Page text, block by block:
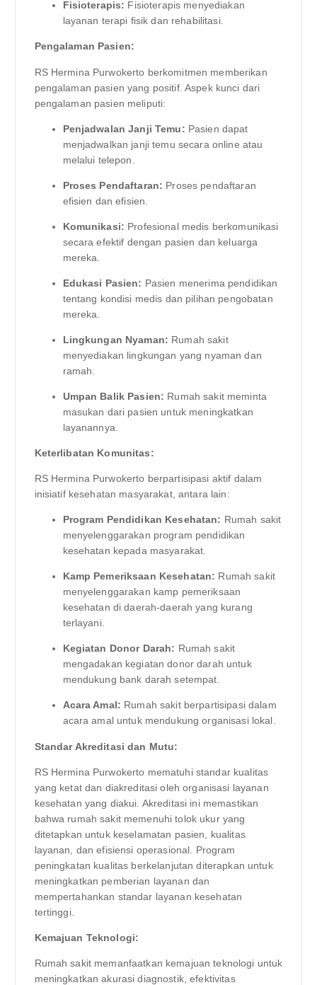
Fisioterapis: Fisioterapis menyediakan
layanan terapi fisik dan rehabilitasi.
Pengalaman Pasien:
RS Hermina Purwokerto berkomitmen memberikan
pengalaman pasien yang positif. Aspek kunci dari
pengalaman pasien meliputi:
Penjadwalan Janji Temu: Pasien dapat
menjadwalkan janji temu secara online atau
melalui telepon.
Proses Pendaftaran: Proses pendaftaran
efisien dan efisien.
Komunikasi: Profesional medis berkomunikasi
secara efektif dengan pasien dan keluarga
mereka.
Edukasi Pasien: Pasien menerima pendidikan
tentang kondisi medis dan pilihan pengobatan
mereka.
Lingkungan Nyaman: Rumah sakit
menyediakan lingkungan yang nyaman dan
ramah.
Umpan Balik Pasien: Rumah sakit meminta
masukan dari pasien untuk meningkatkan
layanannya.
Keterlibatan Komunitas:
RS Hermina Purwokerto berpartisipasi aktif dalam
inisiatif kesehatan masyarakat, antara lain:
Program Pendidikan Kesehatan: Rumah sakit
menyelenggarakan program pendidikan
kesehatan kepada masyarakat.
Kamp Pemeriksaan Kesehatan: Rumah sakit
menyelenggarakan kamp pemeriksaan
kesehatan di daerah-daerah yang kurang
terlayani.
Kegiatan Donor Darah: Rumah sakit
mengadakan kegiatan donor darah untuk
mendukung bank darah setempat.
Acara Amal: Rumah sakit berpartisipasi dalam
acara amal untuk mendukung organisasi lokal.
Standar Akreditasi dan Mutu:
RS Hermina Purwokerto mematuhi standar kualitas
yang ketat dan diakreditasi oleh organisasi layanan
kesehatan yang diakui. Akreditasi ini memastikan
bahwa rumah sakit memenuhi tolok ukur yang
ditetapkan untuk keselamatan pasien, kualitas
layanan, dan efisiensi operasional. Program
peningkatan kualitas berkelanjutan diterapkan untuk
meningkatkan pemberian layanan dan
mempertahankan standar layanan kesehatan
tertinggi.
Kemajuan Teknologi:
Rumah sakit memanfaatkan kemajuan teknologi untuk
meningkatkan akurasi diagnostik, efektivitas